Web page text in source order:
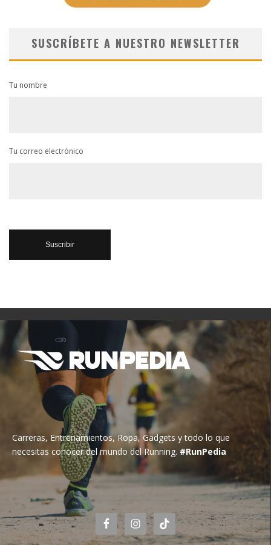
SUSCRÍBETE A NUESTRO NEWSLETTER
Tu nombre
Tu correo electrónico
Carreras, Entrenamientos, Ropa, Gadgets y todo lo que
necesitas conocer del mundo del Running. #RunPedia